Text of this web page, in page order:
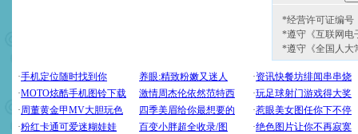
*经营许可证编号
*遵守《互联网电
*遵守《全国人大